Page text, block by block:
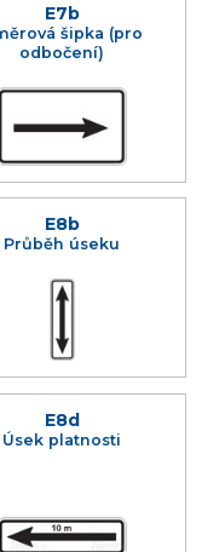
E7b
šipka (pro
odbočení)
E8b
Průběh úseku
E8d
Úsek platnosti